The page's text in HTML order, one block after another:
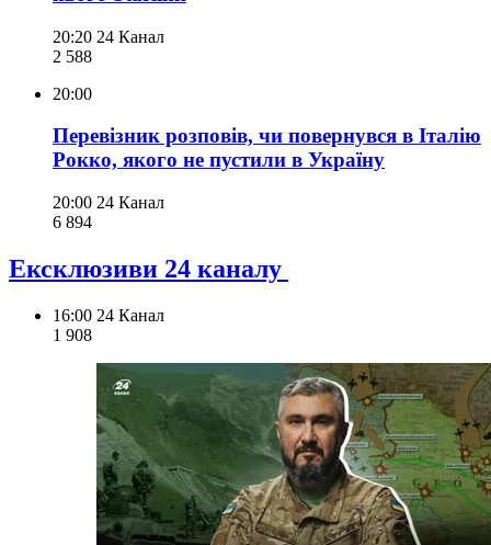
20:20 24 Канал
2 588
20:00
Перевізник розповів, чи повернувся в Італію
Рокко, якого не пустили в Україну
20:00 24 Канал
6 894
Ексклюзиви 24 каналу
16:00 24 Канал
1 908